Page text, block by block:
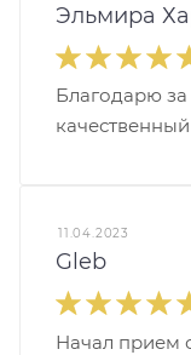
Эльмира
Благодарю за
11.04.2023
Gleb
Начал прием